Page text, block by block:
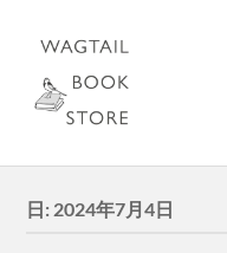
日: 2024年7月4日